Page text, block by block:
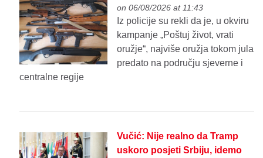
on 06/08/2026 at 11:43
Iz policije su rekli da je, u okviru
kampanje „Poštuj život, vrati
oružje“, najviše oružja tokom jula
predato na području sjeverne i
centralne regije
Vučić: Nije realno da Tramp
uskoro posjeti Srbiju, idemo